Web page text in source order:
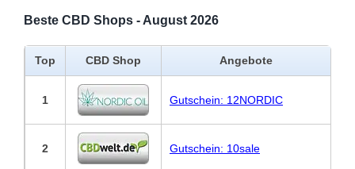
Beste CBD Shops - August 2026
Top CBD Shop Angebote
1 Gutschein: 12NORDIC
2 Gutschein: 10sale